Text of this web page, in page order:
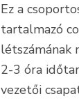
Ez a
tartalmazó
létszámának
2-3 óra
vezetői